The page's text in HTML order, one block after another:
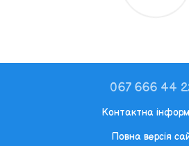
067 666 44
Контактна
Повна версія